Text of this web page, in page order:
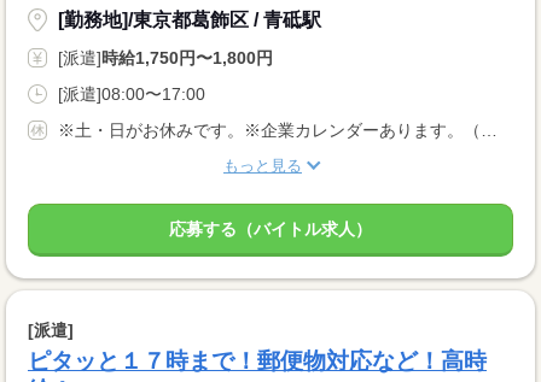
[勤務地]/東京都葛飾区 / 青砥駅
[派遣]時給1,750円〜1,800円
[派遣]08:00〜17:00
もっと見る
応募する（バイトル求人）
[派遣]
ピタッと１７時まで！郵便物対応など！高時